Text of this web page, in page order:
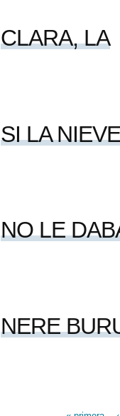
CLARA, LA
SI LA
NO LE
NERE